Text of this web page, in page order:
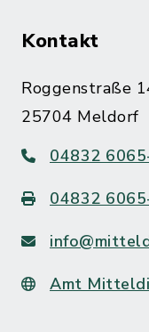
Kontakt
Roggenstraße
25704 Meldorf
04832
04832
Amt